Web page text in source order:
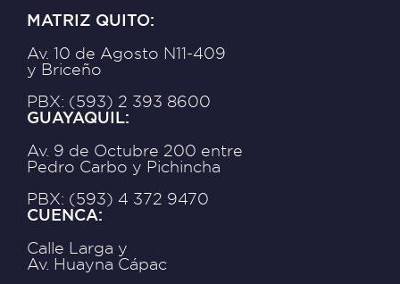
MATRIZ QUITO:
Av. 10 de Agosto N11-409
y Briceño
PBX: (593) 2 393 8600
GUAYAQUIL:
Av. 9 de Octubre 200 entre
Pedro Carbo y Pichincha
PBX: (593) 4 372 9470
CUENCA:
Calle Larga y
Av. Huayna Cápac